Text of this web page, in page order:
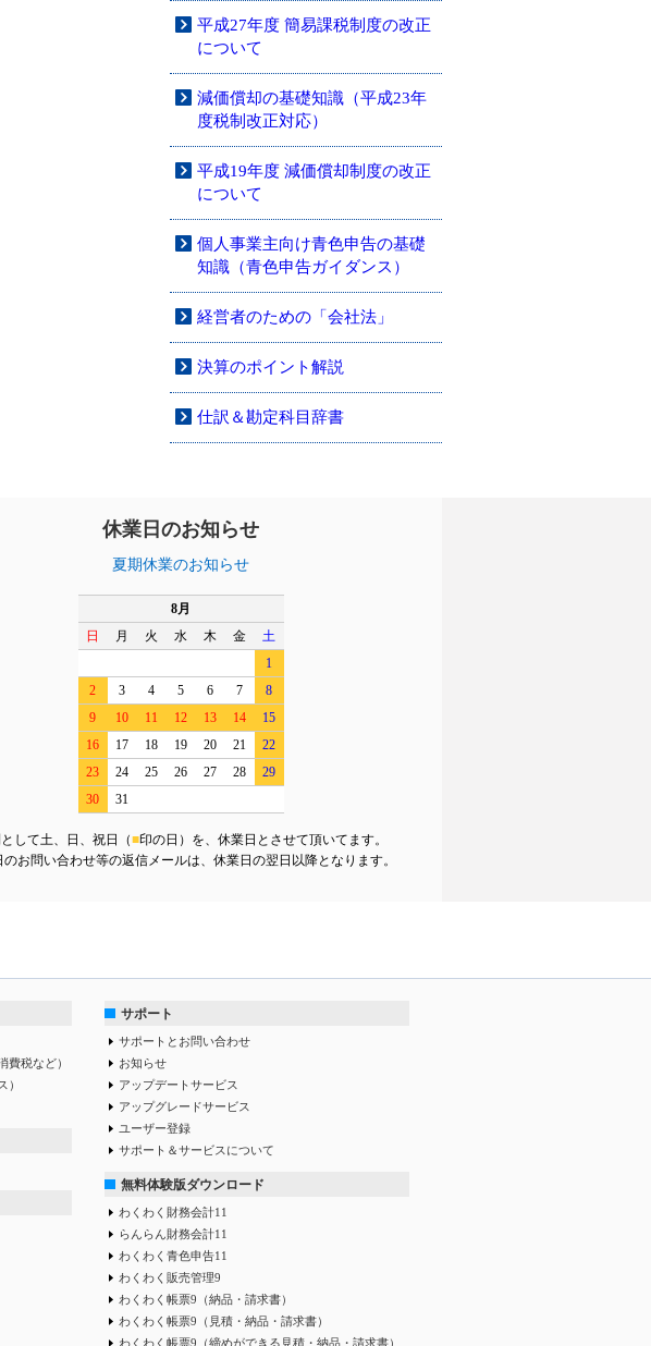
平成27年度 簡易課税制度の改正
について
減価償却の基礎知識（平成23年
度税制改正対応）
平成19年度 減価償却制度の改正
について
個人事業主向け青色申告の基礎
知識（青色申告ガイダンス）
経営者のための「会社法」
決算のポイント解説
仕訳＆勘定科目辞書
休業日のお知らせ
夏期休業のお知らせ
8月
日
月 火 水 木 金
土
1
2
3 4 5 6 7
8
9
10 11 12 13 14
15
16
17 18 19 20 21
22
23
24 25 26 27 28
29
30
31
して土、日、祝日（■印の日）を、休業日とさせて頂いてます。
のお問い合わせ等の返信メールは、休業日の翌日以降となります。
費税など）
）
サポート
サポートとお問い合わせ
お知らせ
アップデートサービス
アップグレードサービス
ユーザー登録
サポート＆サービスについて
無料体験版ダウンロード
わくわく財務会計11
らんらん財務会計11
わくわく青色申告11
わくわく販売管理9
わくわく帳票9（納品・請求書）
わくわく帳票9（見積・納品・請求書）
わくわく帳票9（締めができる見積・納品・請求書）